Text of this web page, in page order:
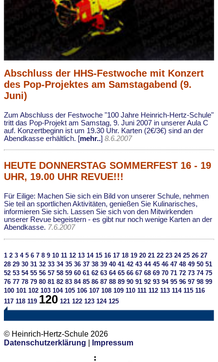
Abschluss der HHS-Festwoche mit Konzert
des Pop-Projektes am Samstagabend (9.
Juni)
Zum Abschluss der Festwoche "100 Jahre Heinrich-Hertz-Schule"
tritt das Pop-Projekt am Samstag, 9. Juni 2007 in unserer Aula C
auf. Konzertbeginn ist um 19.30 Uhr. Karten (2€/3€) sind an der
Abendkasse erhältlich. [mehr..] 8.6.2007
HEUTE DONNERSTAG SOMMERFEST 16 - 19
UHR, 19.00 UHR REVUE!!!
Für Eilige: Machen Sie sich ein Bild von unserer Schule, nehmen
Sie teil an sportlichen Aktivitäten, genießen Sie Kulinarisches,
informieren Sie sich. Lassen Sie sich von den Mitwirkenden
unserer Revue begeistern - es gibt nur noch wenige Karten an der
Abendkasse. 7.6.2007
1 2 3 4 5 6 7 8 9 10 11 12 13 14 15 16 17 18 19 20 21 22 23 24 25 26 27
28 29 30 31 32 33 34 35 36 37 38 39 40 41 42 43 44 45 46 47 48 49 50 51
52 53 54 55 56 57 58 59 60 61 62 63 64 65 66 67 68 69 70 71 72 73 74 75
76 77 78 79 80 81 82 83 84 85 86 87 88 89 90 91 92 93 94 95 96 97 98 99
100 101 102 103 104 105 106 107 108 109 110 111 112 113 114 115 116
117 118 119 120 121 122 123 124 125
© Heinrich-Hertz-Schule 2026
Datenschutzerklärung
Impressum